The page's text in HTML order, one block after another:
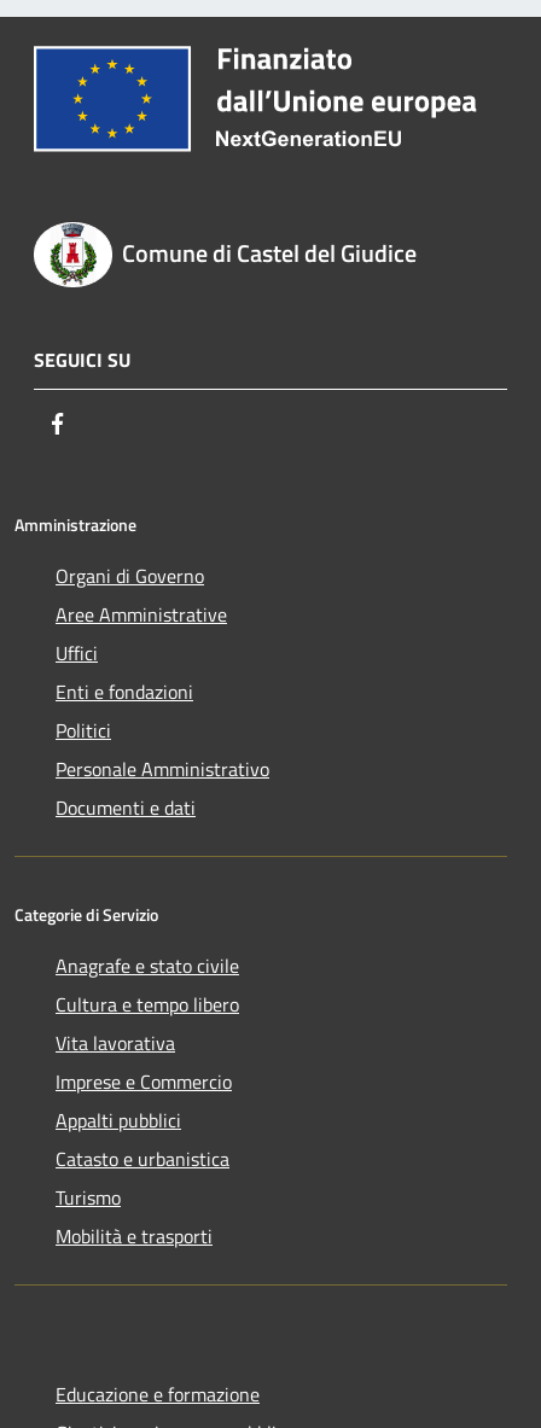
Comune di Castel del Giudice
SEGUICI SU
Amministrazione
Organi di Governo
Aree Amministrative
Uffici
Enti e fondazioni
Politici
Personale Amministrativo
Documenti e dati
Categorie di Servizio
Anagrafe e stato civile
Cultura e tempo libero
Vita lavorativa
Imprese e Commercio
Appalti pubblici
Catasto e urbanistica
Turismo
Mobilità e trasporti
Educazione e formazione